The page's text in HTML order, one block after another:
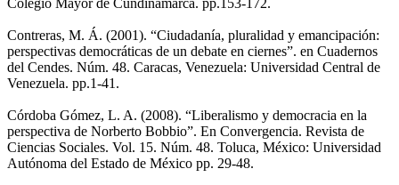
Contreras, M. Á. (2001). “Ciudadanía, pluralidad y emancipación:
perspectivas democráticas de un debate en ciernes”. en Cuadernos
del Cendes. Núm. 48. Caracas, Venezuela: Universidad Central de
Venezuela. pp.1-41.
Córdoba Gómez, L. A. (2008). “Liberalismo y democracia en la
perspectiva de Norberto Bobbio”. En Convergencia. Revista de
Ciencias Sociales. Vol. 15. Núm. 48. Toluca, México: Universidad
Autónoma del Estado de México pp. 29-48.